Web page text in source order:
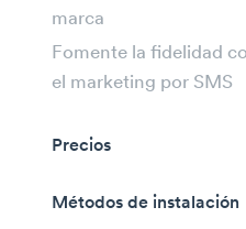
marca
Fomente la fidelidad
el marketing por SMS
Precios
Métodos de instalación